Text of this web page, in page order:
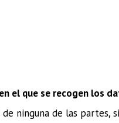
el que se recogen los
ninguna de las partes,